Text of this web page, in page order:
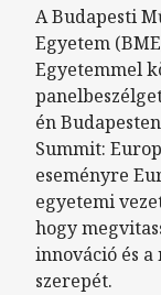
A Budapesti
Egyetem
Egyetemmel
én
Summit:
eseményre
egyetemi
hogy
innováció és
szerepét.